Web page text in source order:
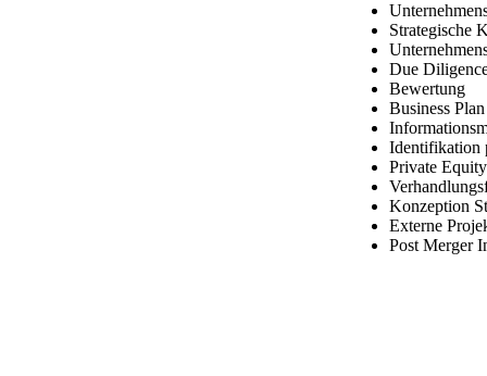
Strategische
Due
Bewertung
Business Plan
Identifikation
Private Equity
Konzeption
Externe
Post Merger